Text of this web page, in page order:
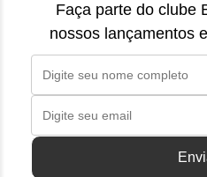
Faça parte do clube
nossos lançamentos